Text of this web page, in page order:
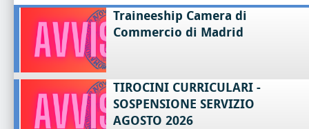
Traineeship Camera di
Commercio di Madrid
TIROCINI CURRICULARI -
SOSPENSIONE SERVIZIO
AGOSTO 2026